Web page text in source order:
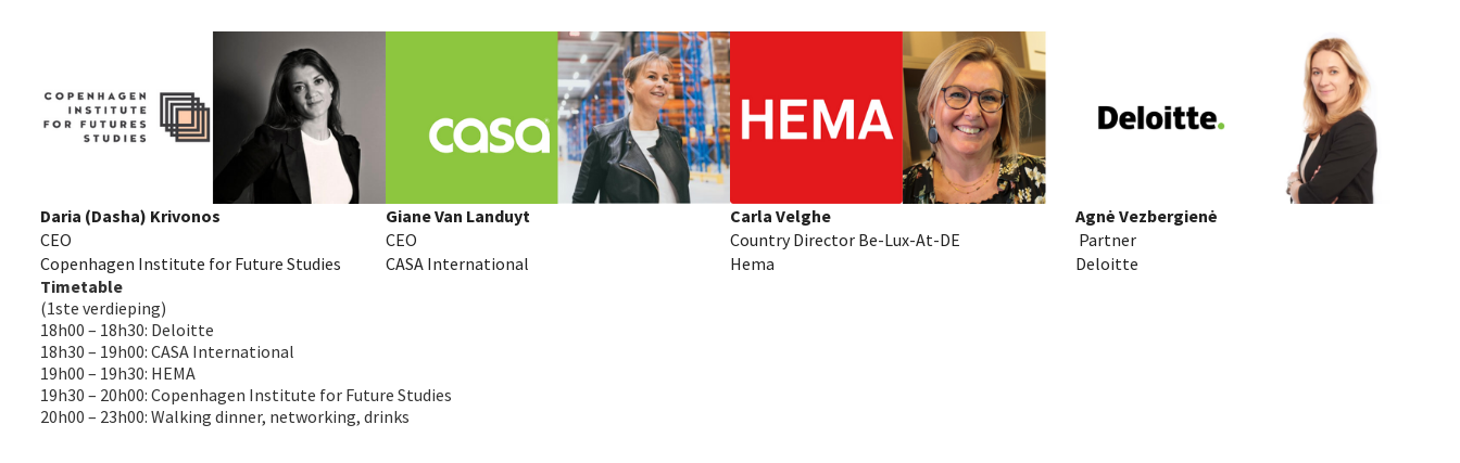
Daria (Dasha) Krivonos
CEO
Copenhagen Institute for Future Studies
Giane Van Landuyt
CEO
CASA International
Carla Velghe
Country Director Be-Lux-At-DE
Hema
Agnė Vezbergienė
Partner
Deloitte
Timetable
(1ste verdieping)
18h00 – 18h30: Deloitte
18h30 – 19h00: CASA International
19h00 – 19h30: HEMA
19h30 – 20h00: Copenhagen Institute for Future Studies
20h00 – 23h00: Walking dinner, networking, drinks